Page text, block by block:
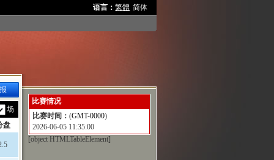
语言：繁體 简体
场
盘
比赛情况
比赛时间： (GMT-0000)
2026-06-05 11:35:00
[object HTMLTableElement]